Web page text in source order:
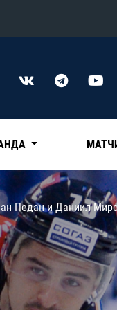
Конференция
Нефтехимик
Трактор
Дивизион Чернышева
Авангард
Адмирал
КХЛ
Педан и Даниил